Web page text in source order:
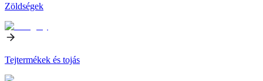
Zöldségek
Tejtermékek és tojás